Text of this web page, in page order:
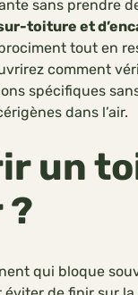
sans prendre
toiture et
tout en
comment
spécifiques
dans l’air.
un
?
qui bloque